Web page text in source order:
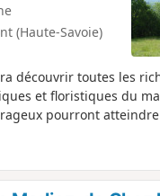
(Haute-Savoie)
découvrir toutes les
et floristiques du
pourront